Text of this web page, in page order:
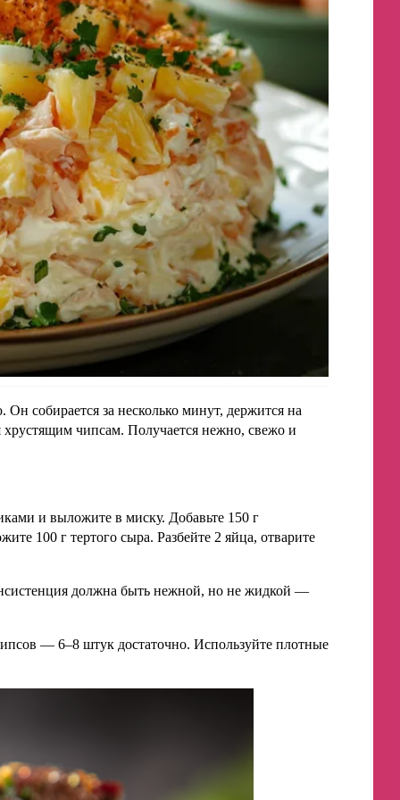
собирается за несколько минут, держится на
чипсам. Получается нежно, свежо и
и выложите в миску. Добавьте 150 г
100 г тертого сыра. Разбейте 2 яйца, отварите
должна быть нежной, но не жидкой —
— 6–8 штук достаточно. Используйте плотные